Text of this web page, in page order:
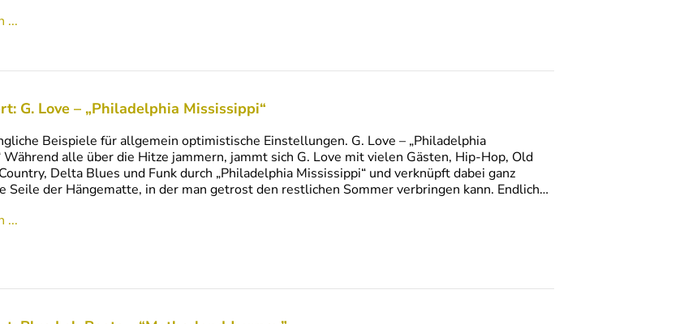
...
G. Love – „Philadelphia Mississippi“
Beispiele für allgemein optimistische Einstellungen. G. Love – „Philadelphia
Während alle über die Hitze jammern, jammt sich G. Love mit vielen Gästen, Hip-Hop, Old
Delta Blues und Funk durch „Philadelphia Mississippi“ und verknüpft dabei ganz
Seile der Hängematte, in der man getrost den restlichen Sommer verbringen kann. Endlich…
...